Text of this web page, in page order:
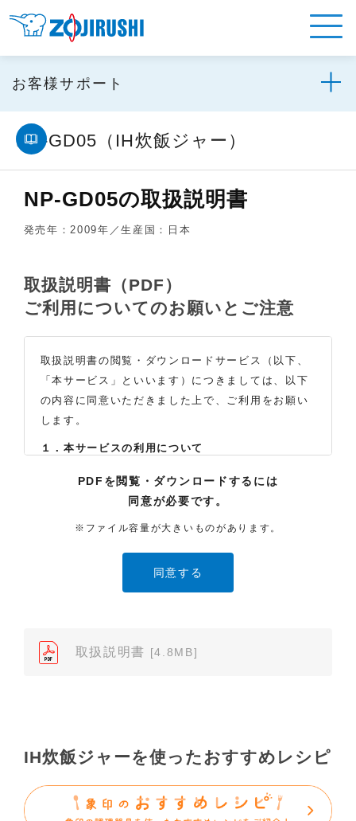
お客様サポート
NP-GD05（IH炊飯ジャー）
NP-GD05の取扱説明書
発売年：2009年／生産国：日本
取扱説明書（PDF）
ご利用についてのお願いとご注意
取扱説明書の閲覧・ダウンロードサービス（以下、
「本サービス」といいます）につきましては、以下
の内容に同意いただきました上で、ご利用をお願い
します。
１．本サービスの利用について
の内容を、非営利目的かつ、個人的にご利用する場
合に限り、閲覧またはダウンロードすることができ
ます。それ以外の目的での閲覧またはダウンロード
たり、また、配布することはできません。
（2）本サイトでは、データ提供が可能な取扱説明書
売店、また弊社「お客様ご相談センター」まで、ご
依頼いただきますようお願いします（※）。ただ
（3）本サイトに掲載されている取扱説明書の対象機
種が、生産中止などの理由でご購入できない場合も
ありますので、あらかじめご了承ください。
（※）みまもりほっとラインサービスでご使用され
PDFを閲覧・ダウンロードするには
同意が必要です。
※ファイル容量が大きいものがあります。
取扱説明書 [4.8MB]
IH炊飯ジャーを使ったおすすめレシピ